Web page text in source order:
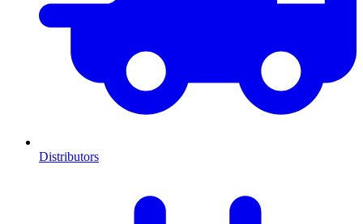
Distributors